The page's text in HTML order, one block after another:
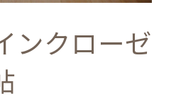
ンクローゼ